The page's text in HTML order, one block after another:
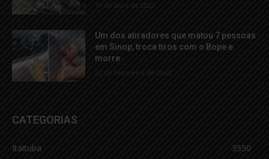
19 de abril de 2023
Um dos atiradores que matou 7 pessoas
em Sinop, troca tiros com o Bope e
morre
22 de fevereiro de 2023
CATEGORIAS
Itaituba
3550